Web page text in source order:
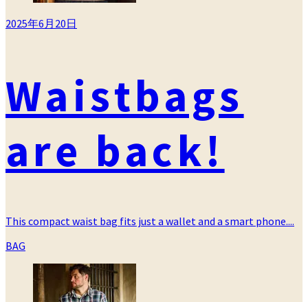
2025年6月20日
Waistbags
are back!
This compact waist bag fits just a wallet and a smart phone....
カ
BAG